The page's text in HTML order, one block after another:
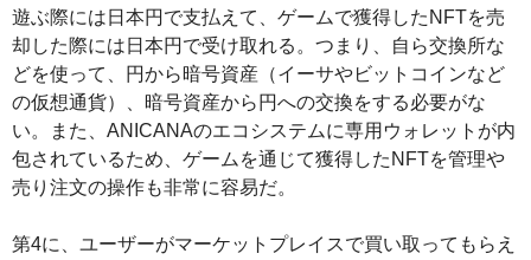
遊ぶ際には日本円で支払えて、ゲームで獲得したNFTを売
却した際には日本円で受け取れる。つまり、自ら交換所な
どを使って、円から暗号資産（イーサやビットコインなど
の仮想通貨）、暗号資産から円への交換をする必要がな
い。また、ANICANAのエコシステムに専用ウォレットが内
包されているため、ゲームを通じて獲得したNFTを管理や
売り注文の操作も非常に容易だ。
第4に、ユーザーがマーケットプレイスで買い取ってもらえ